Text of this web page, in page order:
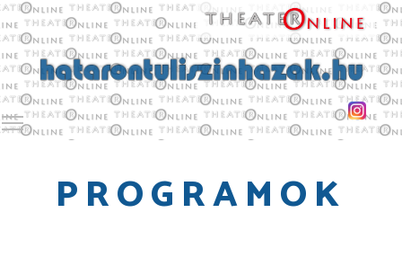
Toggle main menu visibility
PROGRAMOK